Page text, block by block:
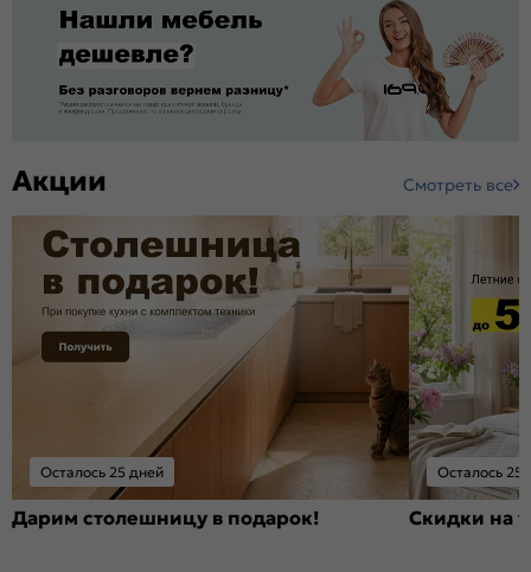
Акции Смотреть все
Осталось 25 дней
Дарим столешницу в подарок!
Осталось 25
Скидки на